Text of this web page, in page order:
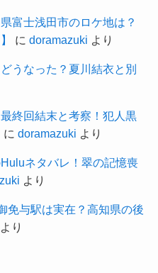
富士浅田市のロケ地は？
に doramazuki より
うなった？夏川結衣と別
終回結末と考察！犯人黒
に doramazuki より
ネタバレ！翠の記憶喪
より
免与駅は実在？高知県の後
より